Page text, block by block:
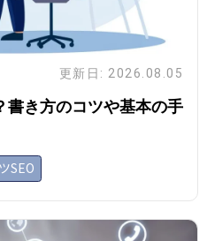
更新日: 2026.08.05
書き方のコツや基本の手
SEO